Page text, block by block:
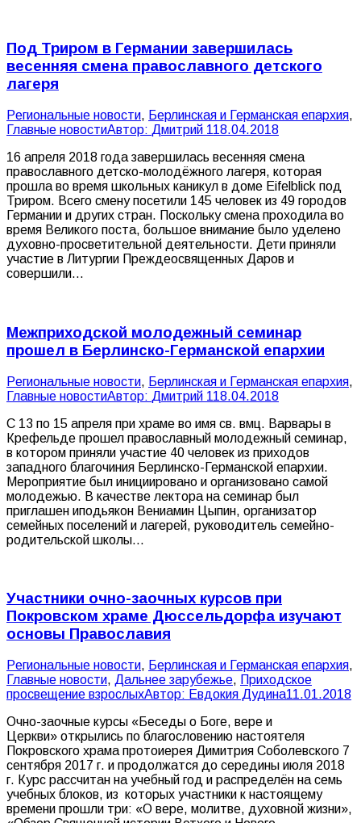
Под Триром в Германии завершилась
весенняя смена православного детского
лагеря
Pегиональные новости, Берлинская и Германская епархия,
Главные новостиАвтор: Дмитрий 118.04.2018
16 апреля 2018 года завершилась весенняя смена
православного детско-молодёжного лагеря, которая
прошла во время школьных каникул в доме Eifelblick под
Триром. Всего смену посетили 145 человек из 49 городов
Германии и других стран. Поскольку смена проходила во
время Великого поста, большое внимание было уделено
духовно-просветительной деятельности. Дети приняли
участие в Литургии Преждеосвященных Даров и
совершили…
Межприходской молодежный семинар
прошел в Берлинско-Германской епархии
Pегиональные новости, Берлинская и Германская епархия,
Главные новостиАвтор: Дмитрий 118.04.2018
С 13 по 15 апреля при храме во имя св. вмц. Варвары в
Крефельде прошел православный молодежный семинар,
в котором приняли участие 40 человек из приходов
западного благочиния Берлинско-Германской епархии.
Мероприятие был инициировано и организовано самой
молодежью. В качестве лектора на семинар был
приглашен иподьякон Вениамин Цыпин, организатор
семейных поселений и лагерей, руководитель семейно-
родительской школы…
Участники очно-заочных курсов при
Покровском храме Дюссельдорфа изучают
основы Православия
Pегиональные новости, Берлинская и Германская епархия,
Главные новости, Дальнее зарубежье, Приходское
просвещение взрослыхАвтор: Евдокия Дудина11.01.2018
Очно-заочные курсы «Беседы о Боге, вере и
Церкви» открылись по благословению настоятеля
Покровского храма протоиерея Димитрия Соболевского 7
сентября 2017 г. и продолжатся до середины июля 2018
г. Курс рассчитан на учебный год и распределён на семь
учебных блоков, из которых участники к настоящему
времени прошли три: «О вере, молитве, духовной жизни»,